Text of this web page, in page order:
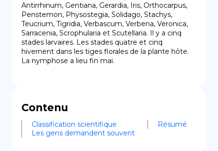
Antirrhinum, Gentiana, Gerardia, Iris, Orthocarpus,
Penstemon, Physostegia, Solidago, Stachys,
Teucrium, Tigridia, Verbascum, Verbena, Veronica,
Sarracenia, Scrophularia et Scutellaria. Il y a cinq
stades larvaires. Les stades quatre et cinq
hivernent dans les tiges florales de la plante hôte.
La nymphose a lieu fin mai.
Contenu
Classification scientifique
Résumé
Les gens demandent souvent